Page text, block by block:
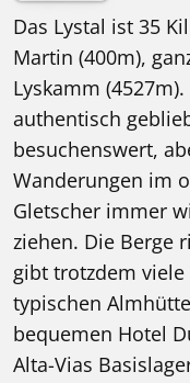
Das Lystal ist 35
Martin (400m),
Lyskamm
authentisch
besuchenswert,
Wanderungen im
Gletscher immer
ziehen. Die Berge
gibt trotzdem
typischen
bequemen Hotel
Alta-Vias